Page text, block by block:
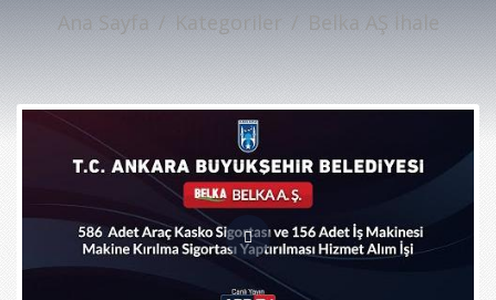
Ana Sayfa Kategoriler Belka AŞ İhale